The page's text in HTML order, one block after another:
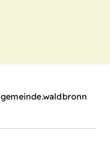
gemeinde.waldbronn